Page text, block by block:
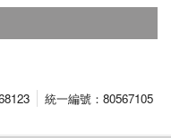
統一編號：80567105